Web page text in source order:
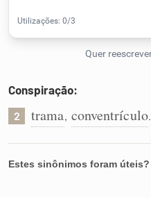
Sinônimos
Conspiração:
2 trama, conventrículo.
Estes sinônimos foram úteis?